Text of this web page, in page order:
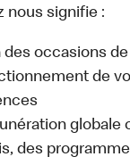
nous signifie :
des occasions
de
globale
des